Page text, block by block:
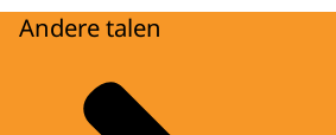
Andere talen